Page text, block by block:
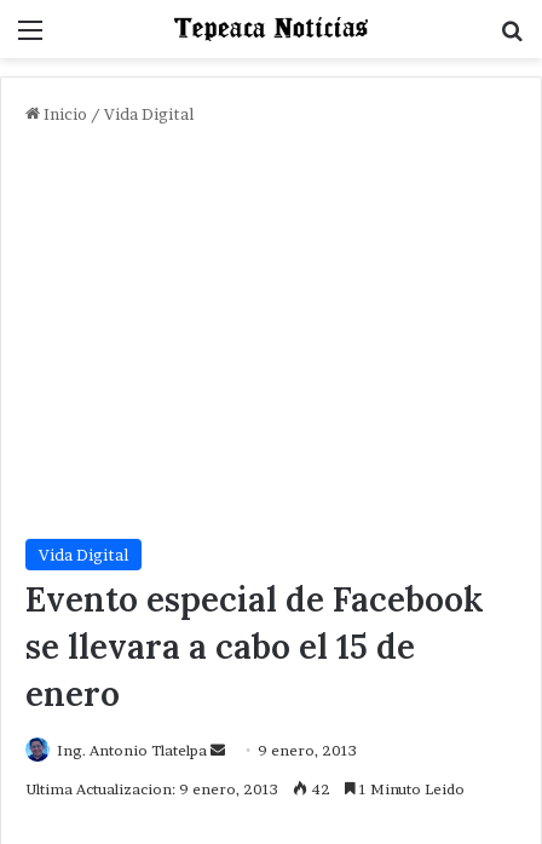
Menu
Inicio / Vida Digital
Vida Digital
Evento especial de Facebook
se llevara a cabo el 15 de
enero
Ing. Antonio Tlatelpa
Send9 enero, 2013
Ultima Actualizacion: 9 enero, 2013 42 1 Minuto Leido